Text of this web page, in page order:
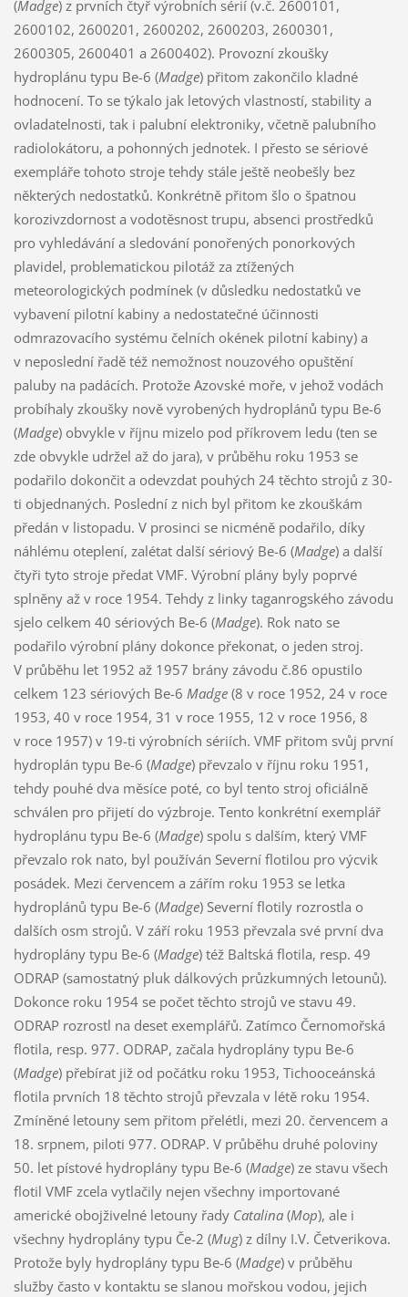
(Madge) z prvních čtyř výrobních sérií (v.č. 2600101,
2600102, 2600201, 2600202, 2600203, 2600301,
2600305, 2600401 a 2600402). Provozní zkoušky
hydroplánu typu Be-6 (Madge) přitom zakončilo kladné
hodnocení. To se týkalo jak letových vlastností, stability a
ovladatelnosti, tak i palubní elektroniky, včetně palubního
radiolokátoru, a pohonných jednotek. I přesto se sériové
exempláře tohoto stroje tehdy stále ještě neobešly bez
některých nedostatků. Konkrétně přitom šlo o špatnou
korozivzdornost a vodotěsnost trupu, absenci prostředků
pro vyhledávání a sledování ponořených ponorkových
plavidel, problematickou pilotáž za ztížených
meteorologických podmínek (v důsledku nedostatků ve
vybavení pilotní kabiny a nedostatečné účinnosti
odmrazovacího systému čelních okének pilotní kabiny) a
v neposlední řadě též nemožnost nouzového opuštění
paluby na padácích. Protože Azovské moře, v jehož vodách
probíhaly zkoušky nově vyrobených hydroplánů typu Be-6
(Madge) obvykle v říjnu mizelo pod příkrovem ledu (ten se
zde obvykle udržel až do jara), v průběhu roku 1953 se
podařilo dokončit a odevzdat pouhých 24 těchto strojů z 30-
ti objednaných. Poslední z nich byl přitom ke zkouškám
předán v listopadu. V prosinci se nicméně podařilo, díky
náhlému oteplení, zalétat další sériový Be-6 (Madge) a další
čtyři tyto stroje předat VMF. Výrobní plány byly poprvé
splněny až v roce 1954. Tehdy z linky taganrogského závodu
sjelo celkem 40 sériových Be-6 (Madge). Rok nato se
podařilo výrobní plány dokonce překonat, o jeden stroj.
V průběhu let 1952 až 1957 brány závodu č.86 opustilo
celkem 123 sériových Be-6 Madge(8 v roce 1952, 24 v roce
1953, 40 v roce 1954, 31 v roce 1955, 12 v roce 1956, 8
v roce 1957) v 19-ti výrobních sériích. VMF přitom svůj první
hydroplán typu Be-6 (Madge) převzalo v říjnu roku 1951,
tehdy pouhé dva měsíce poté, co byl tento stroj oficiálně
schválen pro přijetí do výzbroje. Tento konkrétní exemplář
hydroplánu typu Be-6 (Madge) spolu s dalším, který VMF
převzalo rok nato, byl používán Severní flotilou pro výcvik
posádek. Mezi červencem a zářím roku 1953 se letka
hydroplánů typu Be-6 (Madge) Severní flotily rozrostla o
dalších osm strojů. V září roku 1953 převzala své první dva
hydroplány typu Be-6 (Madge) též Baltská flotila, resp. 49
ODRAP (samostatný pluk dálkových průzkumných letounů).
Dokonce roku 1954 se počet těchto strojů ve stavu 49.
ODRAP rozrostl na deset exemplářů. Zatímco Černomořská
flotila, resp. 977. ODRAP, začala hydroplány typu Be-6
(Madge) přebírat již od počátku roku 1953, Tichooceánská
flotila prvních 18 těchto strojů převzala v létě roku 1954.
Zmíněné letouny sem přitom přelétli, mezi 20. červencem a
18. srpnem, piloti 977. ODRAP. V průběhu druhé poloviny
50. let pístové hydroplány typu Be-6 (Madge) ze stavu všech
flotil VMF zcela vytlačily nejen všechny importované
americké obojživelné letouny řady Catalina(Mop), ale i
všechny hydroplány typu Če-2 (Mug) z dílny I.V. Četverikova.
Protože byly hydroplány typu Be-6 (Madge) v průběhu
služby často v kontaktu se slanou mořskou vodou, jejich